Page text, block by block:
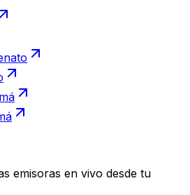
emisoras en vivo desde tu